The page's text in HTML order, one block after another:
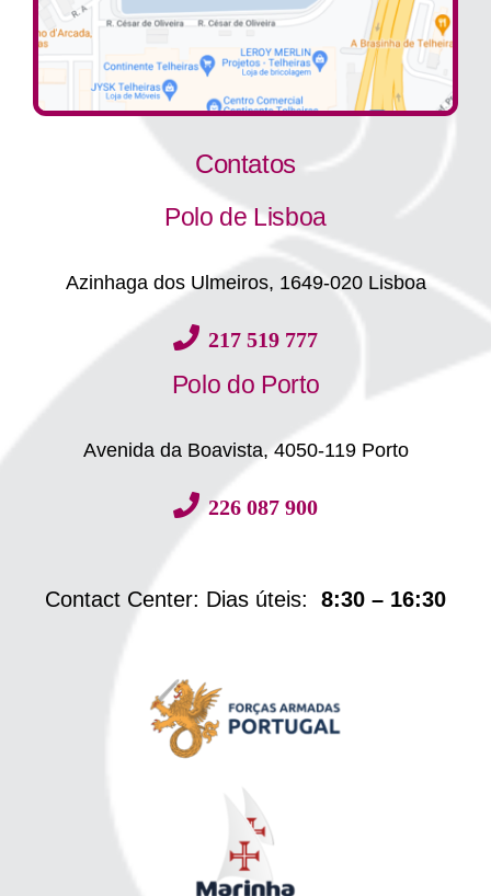
Contatos
Polo de Lisboa
Azinhaga dos Ulmeiros, 1649-020 Lisboa
217 519 777
Polo do Porto
Avenida da Boavista, 4050-119 Porto
226 087 900
Contact Center: Dias úteis: 8:30 – 16:30